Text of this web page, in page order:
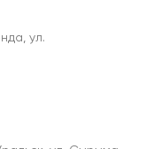
ул.